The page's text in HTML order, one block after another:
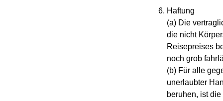
Haftung
(a) Die
die nicht
Reisepreises
noch grob
(b) Für alle
unerlaubter
beruhen, ist